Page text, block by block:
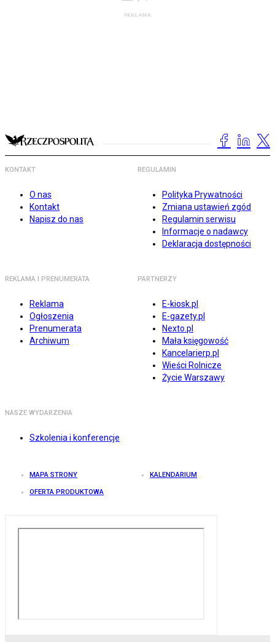
KONTAKT
O nas
Kontakt
Napisz do nas
REGULAMIN
Polityka Prywatności
Zmiana ustawień zgód
Regulamin serwisu
Informacje o nadawcy
Deklaracja dostępności
REKLAMA I PRENUMERATA
Reklama
Ogłoszenia
Prenumerata
Archiwum
PARTNERZY
E-kiosk.pl
E-gazety.pl
Nexto.pl
Mała księgowość
Kancelarierp.pl
Wieści Rolnicze
Życie Warszawy
NASZE WYDARZENIA
Szkolenia i konferencje
MAPA STRONY KALENDARIUM
OFERTA PRODUKTOWA